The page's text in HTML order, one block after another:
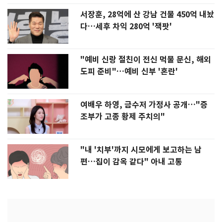
서장훈, 28억에 산 강남 건물 450억 내놨
다…세후 차익 280억 '잭팟'
"예비 신랑 절친이 전신 먹물 문신, 해외
도피 준비"…예비 신부 '혼란'
여배우 하영, 금수저 가정사 공개…"증
조부가 고종 황제 주치의"
"내 '치부'까지 시모에게 보고하는 남
편…집이 감옥 같다" 아내 고통